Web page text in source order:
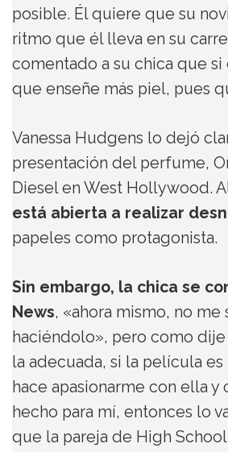
posible. Él quiere que su
ritmo que él lleva en su
comentado a su chica que si
que enseñe más piel, pues
Vanessa Hudgens lo dejó
presentación del perfume,
Diesel en West Hollywood.
está abierta a realizar
papeles como protagonista.
Sin embargo, la chica se
News, «ahora mismo, no me
haciéndolo», pero como dije
la adecuada, si la película
hace apasionarme con ella y
hecho para mí, entonces lo
que la pareja de High